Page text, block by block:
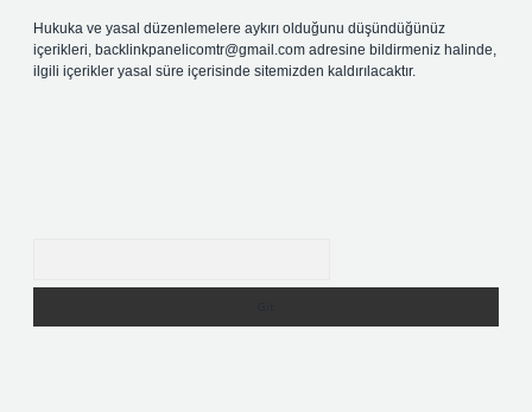
Hukuka ve yasal düzenlemelere aykırı olduğunu düşündüğünüz
içerikleri, backlinkpanelicomtr@gmail.com adresine bildirmeniz halinde,
ilgili içerikler yasal süre içerisinde sitemizden kaldırılacaktır.